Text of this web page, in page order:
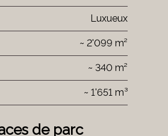
Luxueux
~ 2'099 m²
~ 340 m²
~ 1'651 m³
de parc